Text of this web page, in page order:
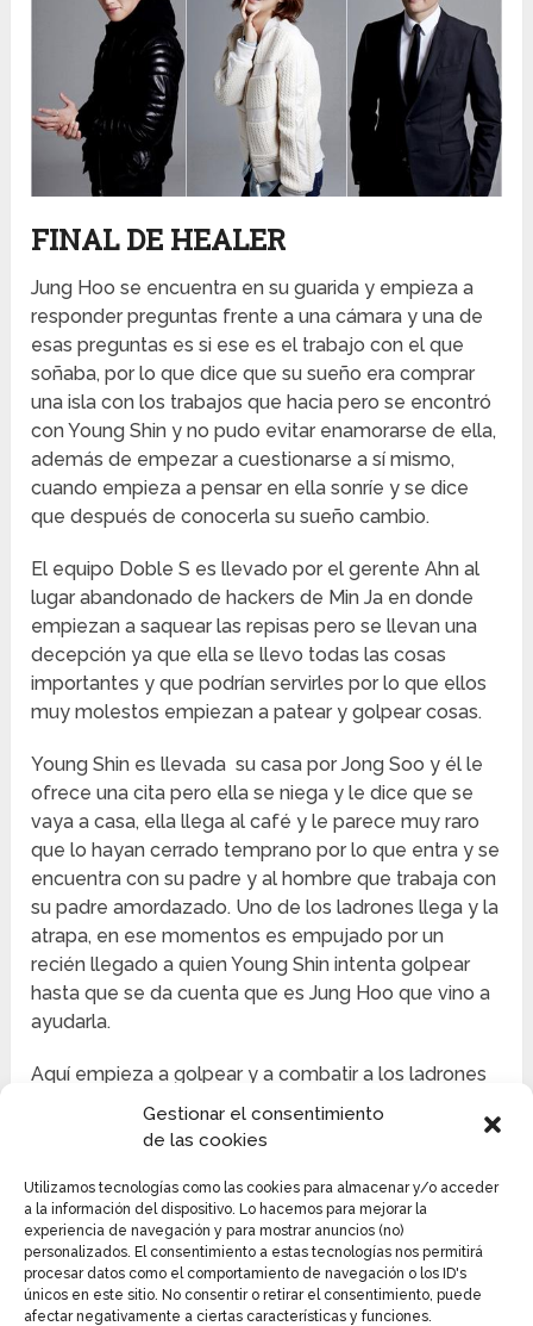
Gestionar el consentimiento
de las cookies
Utilizamos tecnologías como las cookies para almacenar y/o acceder
a la información del dispositivo. Lo hacemos para mejorar la
experiencia de navegación y para mostrar anuncios (no)
personalizados. El consentimiento a estas tecnologías nos permitirá
procesar datos como el comportamiento de navegación o los ID's
únicos en este sitio. No consentir o retirar el consentimiento, puede
afectar negativamente a ciertas características y funciones.
FINAL DE HEALER
Jung Hoo se encuentra en su guarida y empieza a
responder preguntas frente a una cámara y una de
esas preguntas es si ese es el trabajo con el que
soñaba, por lo que dice que su sueño era comprar
una isla con los trabajos que hacia pero se encontró
con Young Shin y no pudo evitar enamorarse de ella,
además de empezar a cuestionarse a sí mismo,
cuando empieza a pensar en ella sonríe y se dice
que después de conocerla su sueño cambio.
El equipo Doble S es llevado por el gerente Ahn al
lugar abandonado de hackers de Min Ja en donde
empiezan a saquear las repisas pero se llevan una
decepción ya que ella se llevo todas las cosas
importantes y que podrían servirles por lo que ellos
muy molestos empiezan a patear y golpear cosas.
Young Shin es llevada su casa por Jong Soo y él le
ofrece una cita pero ella se niega y le dice que se
vaya a casa, ella llega al café y le parece muy raro
que lo hayan cerrado temprano por lo que entra y se
encuentra con su padre y al hombre que trabaja con
su padre amordazado. Uno de los ladrones llega y la
atrapa, en ese momentos es empujado por un
recién llegado a quien Young Shin intenta golpear
hasta que se da cuenta que es Jung Hoo que vino a
ayudarla.
Aquí empieza a golpear y a combatir a los ladrones
hasta que los vence y Jung Hoo se le presenta al
padre de ella y le dice que lamenta no haberle dicho
papa y al señor que le avisen a la policía sobre el
robo y que no lo mencionen a él, el papa no
entiende nada y exige que le expliquen la situación.
Por lo que Jung Hoo le dice que ellos están en
peligro por las mismas personas que asesinaron a su